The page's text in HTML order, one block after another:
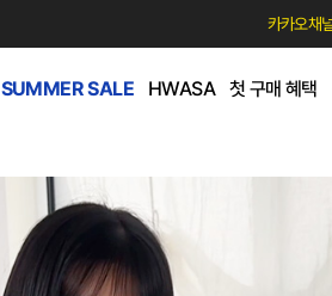
카카오채
SUMMER SALE HWASA 첫 구매 혜택